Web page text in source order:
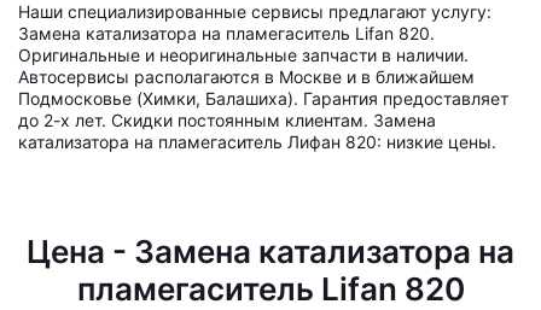
Наши специализированные сервисы предлагают услугу:
Замена катализатора на пламегаситель Lifan 820.
Оригинальные и неоригинальные запчасти в наличии.
Автосервисы располагаются в Москве и в ближайшем
Подмосковье (Химки, Балашиха). Гарантия предоставляет
до 2-х лет. Скидки постоянным клиентам. Замена
катализатора на пламегаситель Лифан 820: низкие цены.
Цена - Замена катализатора на
пламегаситель Lifan 820